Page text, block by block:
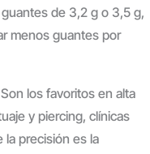
de 3,2 g o 3,5 g,
menos guantes por
Son los favoritos en alta
y piercing, clínicas
precisión es la